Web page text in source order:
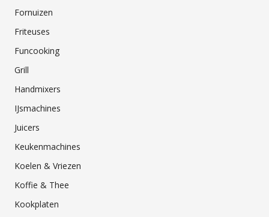
Fornuizen
Friteuses
Funcooking
Grill
Handmixers
IJsmachines
Juicers
Keukenmachines
Koelen & Vriezen
Koffie & Thee
Kookplaten